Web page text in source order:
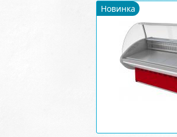
Новинка